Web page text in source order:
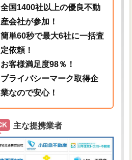
全国1400社以上の優良不動
産会社が参加！
簡単60秒で最大6社に一括査
定依頼！
お客様満足度98％！
プライバシーマーク取得企
業なので安心！
主な提携業者